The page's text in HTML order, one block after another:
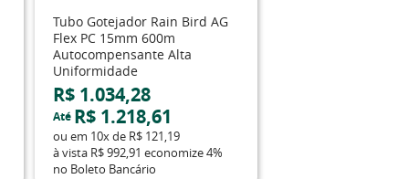
Tubo Gotejador Rain Bird AG
Flex PC 15mm 600m
Autocompensante Alta
Uniformidade
R$ 1.034,28
Até R$ 1.218,61
ou em 10xde R$ 121,19
à vista R$ 992,91 economize4%
no Boleto Bancário